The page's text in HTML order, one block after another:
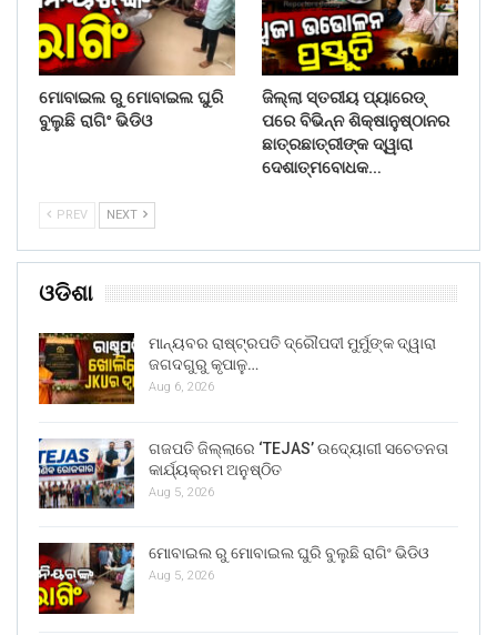
ମୋବାଇଲ ରୁ ମୋବାଇଲ ଘୁରି
ବୁଲୁଛି ରାଗିଂ ଭିଡିଓ
ଜିଲ୍ଲା ସ୍ତରୀୟ ପ୍ୟାରେଡ୍
ପରେ ବିଭିନ୍ନ ଶିକ୍ଷାନୁଷ୍ଠାନର
ଛାତ୍ରଛାତ୍ରୀଙ୍କ ଦ୍ୱାରା
ଦେଶାତ୍ମବୋଧକ…
PREV NEXT
ଓଡିଶା
ମାନ୍ୟବର ରାଷ୍ଟ୍ରପତି ଦ୍ରୌପଦୀ ମୁର୍ମୁଙ୍କ ଦ୍ୱାରା
ଜଗଦଗୁରୁ କୃପାଳୁ…
Aug 6, 2026
ଗଜପତି ଜିଲ୍ଲାରେ ‘TEJAS’ ଉଦ୍ୟୋଗୀ ସଚେତନତା
କାର୍ଯ୍ୟକ୍ରମ ଅନୁଷ୍ଠିତ
Aug 5, 2026
ମୋବାଇଲ ରୁ ମୋବାଇଲ ଘୁରି ବୁଲୁଛି ରାଗିଂ ଭିଡିଓ
Aug 5, 2026